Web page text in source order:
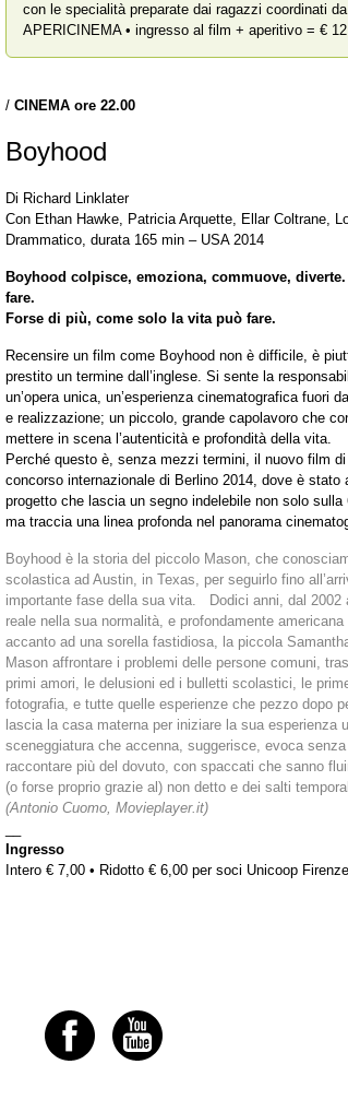
con le specialità preparate dai ragazzi coordinati
APERICINEMA • ingresso al film + aperitivo = €
/ CINEMA ore 22.00
Boyhood
Di Richard Linklater
Con Ethan Hawke, Patricia Arquette, Ellar Coltrane,
Drammatico, durata 165 min – USA 2014
Boyhood colpisce, emoziona, commuove,
fare.
Forse di più, come solo la vita può fare.
Recensire un film come Boyhood non è difficile, è
prestito un termine dall’inglese. Si sente la
un’opera unica, un’esperienza cinematografica fuori
e realizzazione; un piccolo, grande capolavoro che
mettere in scena l’autenticità e profondità della vita.
Perché questo è, senza mezzi termini, il nuovo film
concorso internazionale di Berlino 2014, dove è stato
progetto che lascia un segno indelebile non solo
ma traccia una linea profonda nel panorama
Boyhood è la storia del piccolo Mason, che
scolastica ad Austin, in Texas, per seguirlo fino
importante fase della sua vita. Dodici anni, dal 2002
reale nella sua normalità, e profondamente
accanto ad una sorella fastidiosa, la piccola
Mason affrontare i problemi delle persone comuni,
primi amori, le delusioni ed i bulletti scolastici, le
fotografia, e tutte quelle esperienze che pezzo dopo
lascia la casa materna per iniziare la sua
sceneggiatura che accenna, suggerisce, evoca
raccontare più del dovuto, con spaccati che sanno
(o forse proprio grazie al) non detto e dei salti
(Antonio Cuomo, Movieplayer.it)
Ingresso
Intero € 7,00 • Ridotto € 6,00 per soci Unicoop